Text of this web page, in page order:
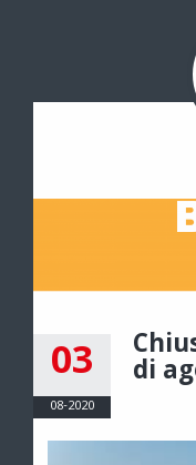
03
08-2020
di